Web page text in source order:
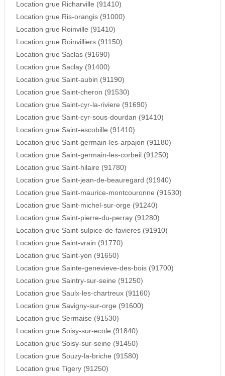
Location grue Richarville (91410)
Location grue Ris-orangis (91000)
Location grue Roinville (91410)
Location grue Roinvilliers (91150)
Location grue Saclas (91690)
Location grue Saclay (91400)
Location grue Saint-aubin (91190)
Location grue Saint-cheron (91530)
Location grue Saint-cyr-la-riviere (91690)
Location grue Saint-cyr-sous-dourdan (91410)
Location grue Saint-escobille (91410)
Location grue Saint-germain-les-arpajon (91180)
Location grue Saint-germain-les-corbeil (91250)
Location grue Saint-hilaire (91780)
Location grue Saint-jean-de-beauregard (91940)
Location grue Saint-maurice-montcouronne (91530)
Location grue Saint-michel-sur-orge (91240)
Location grue Saint-pierre-du-perray (91280)
Location grue Saint-sulpice-de-favieres (91910)
Location grue Saint-vrain (91770)
Location grue Saint-yon (91650)
Location grue Sainte-genevieve-des-bois (91700)
Location grue Saintry-sur-seine (91250)
Location grue Saulx-les-chartreux (91160)
Location grue Savigny-sur-orge (91600)
Location grue Sermaise (91530)
Location grue Soisy-sur-ecole (91840)
Location grue Soisy-sur-seine (91450)
Location grue Souzy-la-briche (91580)
Location grue Tigery (91250)